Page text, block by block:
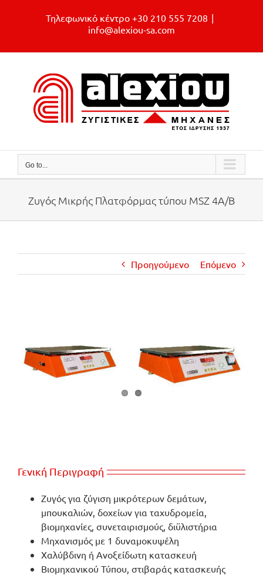
Τηλεφωνικό κέντρο +30 210 555 7208 |
info@alexiou-sa.com
Go to...
Ζυγός Μικρής Πλατφόρμας τύπου MSZ 4A/B
Προηγούμενο Επόμενο
Image
Γενική Περιγραφή
Ζυγός για ζύγιση μικρότερων δεμάτων,
μπουκαλιών, δοχείων για ταχυδρομεία,
βιομηχανίες, συνεταιρισμούς, διϋλιστήρια
Μηχανισμός με 1 δυναμοκυψέλη
Χαλύβδινη ή Ανοξείδωτη κατασκευή
Βιομηχανικού Τύπου, στιβαράς κατασκευής